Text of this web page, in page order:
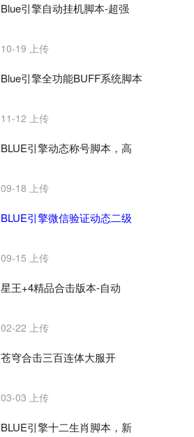
Blue引擎自动挂机脚本-超强
10-19 上传
Blue引擎全功能BUFF系统脚本
11-12 上传
BLUE引擎动态称号脚本，高
09-18 上传
BLUE引擎微信验证动态二级
09-15 上传
星王+4精品合击版本-自动
02-22 上传
苍穹合击三百连体大服开
03-03 上传
BLUE引擎十二生肖脚本，新